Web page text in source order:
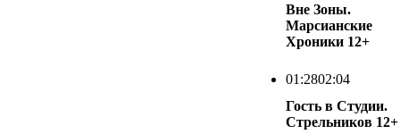
Вне Зоны.
Марсианские
Хроники 12+
01:2802:04
Гость в Студии.
Стрельников 12+